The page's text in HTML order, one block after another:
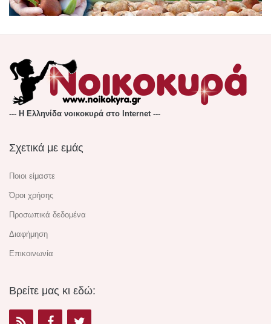
--- Η Ελληνίδα νοικοκυρά στο Internet ---
Σχετικά με εμάς
Ποιοι είμαστε
Όροι χρήσης
Προσωπικά δεδομένα
Διαφήμηση
Επικοινωνία
Βρείτε μας κι εδώ: